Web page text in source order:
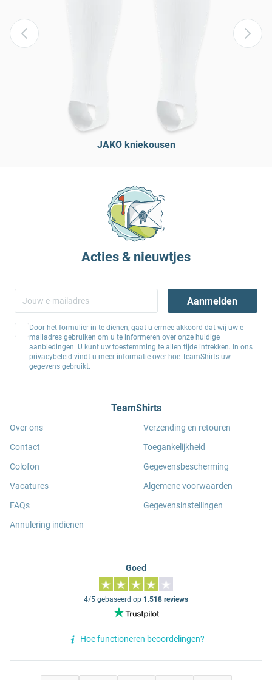
JAKO kniekousen
Acties & nieuwtjes
Aanmelden
Door het formulier in te dienen, gaat u ermee akkoord dat wij uw e-
mailadres gebruiken om u te informeren over onze huidige
aanbiedingen. U kunt uw toestemming te allen tijde intrekken. In ons
privacybeleid vindt u meer informatie over hoe TeamShirts uw
gegevens gebruikt.
TeamShirts
Over ons
Contact
Colofon
Vacatures
FAQs
Annulering indienen
Verzending en retouren
Toegankelijkheid
Gegevensbescherming
Algemene voorwaarden
Gegevensinstellingen
Goed
4/5 gebaseerd op 1.518 reviews
Hoe functioneren beoordelingen?